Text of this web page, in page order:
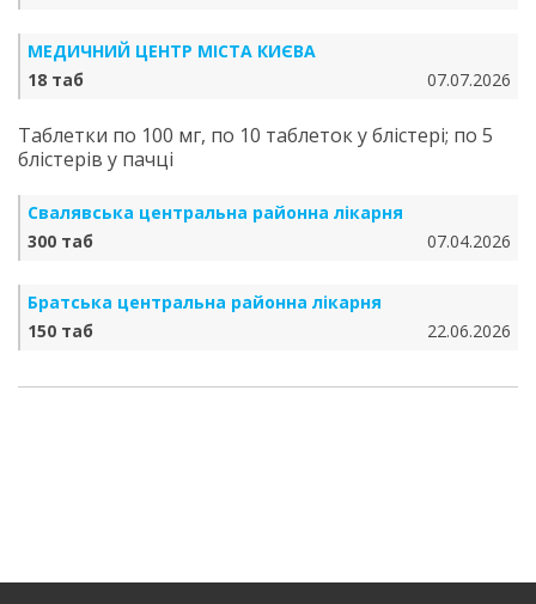
МЕДИЧНИЙ ЦЕНТР МІСТА КИЄВА
18 таб
07.07.2026
Таблетки по 100 мг, по 10 таблеток у блістері; по 5
блістерів у пачці
Свалявська центральна районна лікарня
300 таб
07.04.2026
Братська центральна районна лікарня
150 таб
22.06.2026